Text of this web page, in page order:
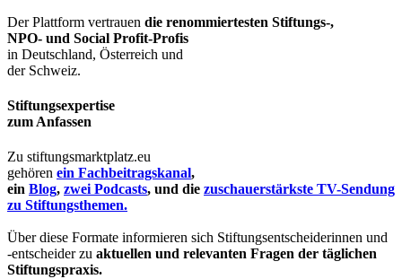
Der Plattform vertrauen die renommiertesten Stiftungs-,
NPO- und Social Profit-Profis
in Deutschland, Österreich und
der Schweiz.
Stiftungsexpertise
zum Anfassen
Zu stiftungsmarktplatz.eu
gehören ein Fachbeitragskanal,
ein Blog, zwei Podcasts, und die zuschauerstärkste TV-Sendung
zu Stiftungsthemen.
Über diese Formate informieren sich Stiftungsentscheiderinnen und
-entscheider zu aktuellen und relevanten Fragen der täglichen
Stiftungspraxis.